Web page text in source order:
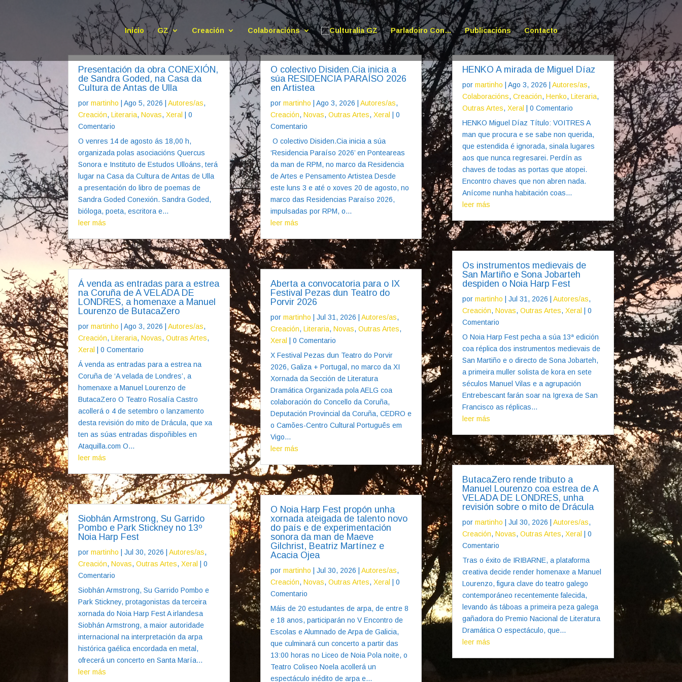
Inicio GZ Creación Colaboracións Parladoiro Con… Publicacións Contacto
Presentación da obra CONEXIÓN,
de Sandra Goded, na Casa da
Cultura de Antas de Ulla
pormartinho |Ago 5, 2026 |Autores/as,
Creación,Literaria,Novas,Xeral | 0
Comentario
O venres 14 de agosto ás 18,00 h,
organizada polas asociacións Quercus
Sonora e Instituto de Estudos Ulloáns, terá
lugar na Casa da Cultura de Antas de Ulla
a presentación do libro de poemas de
Sandra Goded Conexión. Sandra Goded,
bióloga, poeta, escritora e...
leer más
Á venda as entradas para a estrea
na Coruña de A VELADA DE
LONDRES, a homenaxe a Manuel
Lourenzo de ButacaZero
pormartinho |Ago 3, 2026 |Autores/as,
Creación,Literaria,Novas,Outras Artes,
Xeral
| 0 Comentario
Á venda as entradas para a estrea na
Coruña de ‘A velada de Londres’, a
homenaxe a Manuel Lourenzo de
ButacaZero O Teatro Rosalía Castro
acollerá o 4 de setembro o lanzamento
desta revisión do mito de Drácula, que xa
ten as súas entradas dispoñibles en
Ataquilla.com O...
leer más
Siobhán Armstrong, Su Garrido
Pombo e Park Stickney no 13º
Noia Harp Fest
pormartinho |Jul 30, 2026 |Autores/as,
Creación,Novas,Outras Artes,Xeral
| 0
Comentario
Siobhán Armstrong, Su Garrido Pombo e
Park Stickney, protagonistas da terceira
xornada do Noia Harp Fest A irlandesa
Siobhán Armstrong, a maior autoridade
internacional na interpretación da arpa
histórica gaélica encordada en metal,
ofrecerá un concerto en Santa María...
leer más
O colectivo Disiden.Cia inicia a
súa RESIDENCIA PARAÍSO 2026
en Artistea
por martinho | Ago 3, 2026 | Autores/as,
Creación, Novas, Outras Artes, Xeral | 0
Comentario
O colectivo Disiden.Cia inicia a súa
‘Residencia Paraíso 2026’ en Ponteareas
da man de RPM, no marco da Residencia
de Artes e Pensamento Artistea Desde
este luns 3 e até o xoves 20 de agosto, no
marco das Residencias Paraíso 2026,
impulsadas por RPM, o...
leer más
Aberta a convocatoria para o IX
Festival Pezas dun Teatro do
Porvir 2026
por martinho Jul 31, 2026 Autores/as,
Creación, Literaria, Novas, Outras Artes,
Xeral
| 0 Comentario
X Festival Pezas dun Teatro do Porvir
2026, Galiza + Portugal, no marco da XI
Xornada da Sección de Literatura
Dramática Organizada pola AELG coa
colaboración do Concello da Coruña,
Deputación Provincial da Coruña, CEDRO e
o Camões-Centro Cultural Português em
Vigo...
leer más
O Noia Harp Fest propón unha
xornada ateigada de talento novo
do país e de experimentación
sonora da man de Maeve
Gilchrist, Beatriz Martínez e
Acacia Ojea
por martinho Jul 30, 2026 Autores/as,
Creación, Novas, Outras Artes, Xeral
| 0
Comentario
Máis de 20 estudantes de arpa, de entre 8
e 18 anos, participarán no V Encontro de
Escolas e Alumnado de Arpa de Galicia,
que culminará cun concerto a partir das
13:00 horas no Liceo de Noia Pola noite, o
Teatro Coliseo Noela acollerá un
espectáculo inédito de arpa e...
HENKO A mirada de Miguel Díaz
por martinho | Ago 3, 2026 | Autores/as,
Colaboracións, Creación, Henko, Literaria,
Outras Artes, Xeral | 0 Comentario
HENKO Miguel Díaz Título: VOITRES A
man que procura e se sabe non querida,
que estendida é ignorada, sinala lugares
aos que nunca regresarei. Perdín as
chaves de todas as portas que atopei.
Encontro chaves que non abren nada.
Anícome nunha habitación coas...
leer más
Os instrumentos medievais de
San Martiño e Sona Jobarteh
despiden o Noia Harp Fest
por martinho Jul 31, 2026 Autores/as,
Creación, Novas, Outras Artes, Xeral
| 0
Comentario
O Noia Harp Fest pecha a súa 13ª edición
coa réplica dos instrumentos medievais de
San Martiño e o directo de Sona Jobarteh,
a primeira muller solista de kora en sete
séculos Manuel Vilas e a agrupación
Entrebescant farán soar na Igrexa de San
Francisco as réplicas...
leer más
ButacaZero rende tributo a
Manuel Lourenzo coa estrea de A
VELADA DE LONDRES, unha
revisión sobre o mito de Drácula
por martinho Jul 30, 2026 Autores/as,
Creación, Novas, Outras Artes, Xeral
| 0
Comentario
Tras o éxito de IRIBARNE, a plataforma
creativa decide render homenaxe a Manuel
Lourenzo, figura clave do teatro galego
contemporáneo recentemente falecida,
levando ás táboas a primeira peza galega
gañadora do Premio Nacional de Literatura
Dramática O espectáculo, que...
leer más